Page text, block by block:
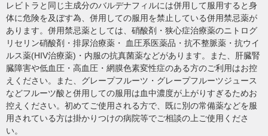
レビトラと同じ主成分のバルデナフィルには併用して服用すると身
体に危険を及ぼす為、併用しての服用を禁止している併用禁忌薬が
あります。併用禁忌薬としては、硝酸剤・狭心症治療薬のニトログ
リセリン硝酸剤・排尿治療薬・ 血圧系医薬品・抗不整脈薬・抗ウイ
ルス薬(HIV治療薬)・内服の抗真菌薬などがあります。また、肝臓腎
臓障害や低血圧・高血圧・網膜色素変性症のある方のご利用はお控
えください。また、グレープフルーツ・グレープフルーツジュース
などフルーツ酸と併用しての服用は血中濃度が上がりすぎるためお
控えください。初めてご使用される方で、既に別の常備薬などを服
用されている方は掛かりつけの病院等でご相談の上ご使用くださ
い。